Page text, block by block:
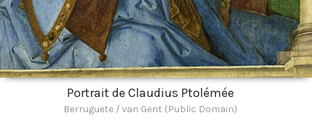
Portrait de Claudius Ptolémée
Berruguete / van Gent (Public Domain)